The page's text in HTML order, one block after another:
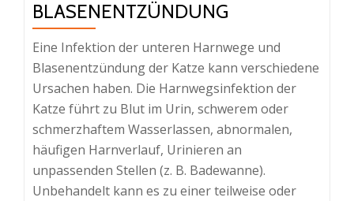
BLASENENTZÜNDUNG
Eine Infektion der unteren Harnwege und
Blasenentzündung der Katze kann verschiedene
Ursachen haben. Die Harnwegsinfektion der
Katze führt zu Blut im Urin, schwerem oder
schmerzhaftem Wasserlassen, abnormalen,
häufigen Harnverlauf, Urinieren an
unpassenden Stellen (z. B. Badewanne).
Unbehandelt kann es zu einer teilweise oder